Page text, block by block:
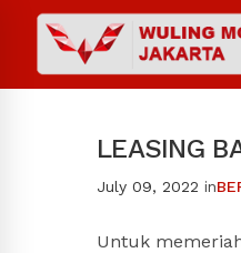
LEASING
July 09, 2022 in
Untuk